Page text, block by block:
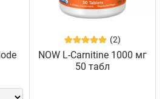
(2)
NOW L-Carnitine 1000 мг
50 табл